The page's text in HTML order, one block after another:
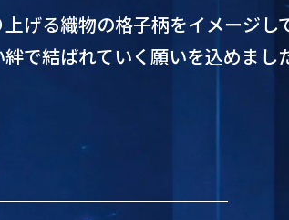
げる織物の格子柄をイメージし
で結ばれていく願いを込めまし